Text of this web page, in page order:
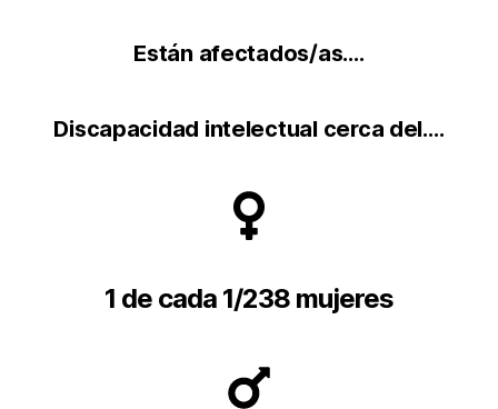
Están afectados/as….
Discapacidad intelectual cerca del….
1 de cada 1/238 mujeres